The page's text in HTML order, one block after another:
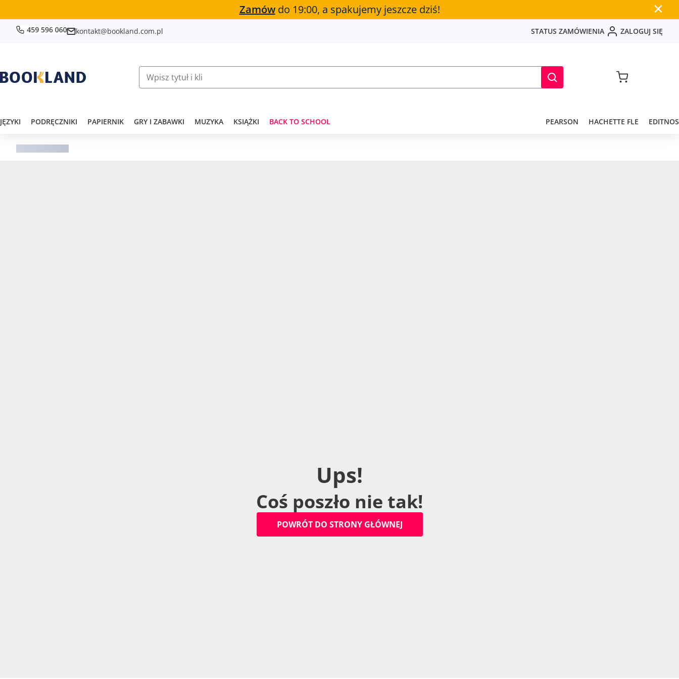
Zamówdo 19:00, a spakujemy jeszcze dziś! ✕
kontakt@bookland.com.pl STATUS ZAMÓWIENIA ZALOGUJ SIĘ
JĘZYKI PODRĘCZNIKI PAPIERNIK GRY I ZABAWKI MUZYKA KSIĄŻKI BACK TO SCHOOL PEARSON HACHETTE FLE EDITNOS
Ups!
Coś poszło nie tak!
POWRÓT DO STRONY GŁÓWNEJ